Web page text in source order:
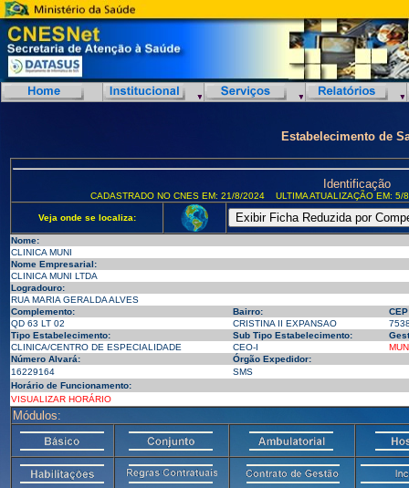
Estabelecimento de
Identificação
CADASTRADO NO CNES EM: 21/8/2024 ULTIMA ATUALIZAÇÃO EM:
Veja onde se localiza:
Nome:
CLINICA MUNI
Nome Empresarial:
CLINICA MUNI LTDA
Logradouro:
RUA MARIA GERALDA ALVES
Complemento:
Bairro:
QD 63 LT 02
CRISTINA II EXPANSAO
Tipo Estabelecimento:
Sub Tipo Estabelecimento:
CLINICA/CENTRO DE ESPECIALIDADE
CEO-I
Número Alvará:
Órgão Expedidor:
16229164
SMS
Horário de Funcionamento:
VISUALIZAR HORÁRIO
Módulos: